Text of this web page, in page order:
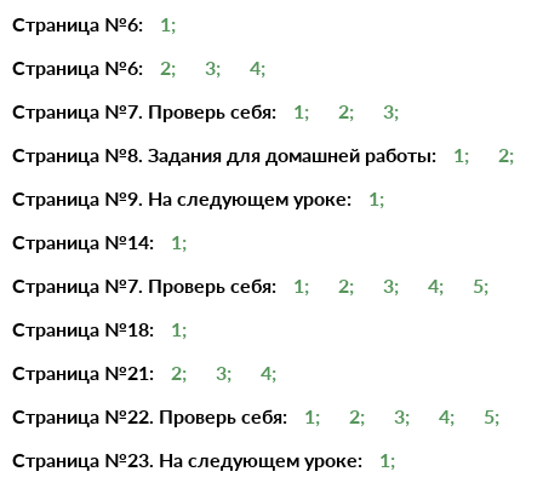
Страница №6:
1;
Страница №6:
2; 3;
4;
Страница №7. Проверь себя:
1; 2;
3;
Страница №8. Задания для домашней работы:
1;
2;
Страница №9. На следующем уроке:
1;
Страница №14:
1;
Страница №7. Проверь себя:
1; 2; 3; 4;
5;
Страница №18:
1;
Страница №21:
2; 3;
4;
Страница №22. Проверь себя:
1; 2; 3; 4;
5;
Страница №23. На следующем уроке:
1;